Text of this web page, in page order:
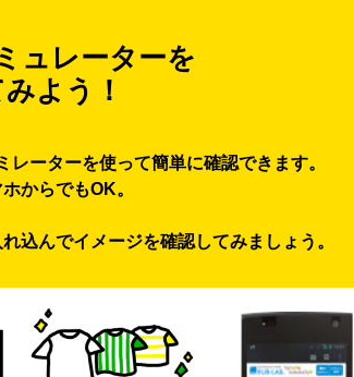
ュレーターを
よう！
ーターを使って簡単に確認できます。
からでもOK。
込んでイメージを確認してみましょう。